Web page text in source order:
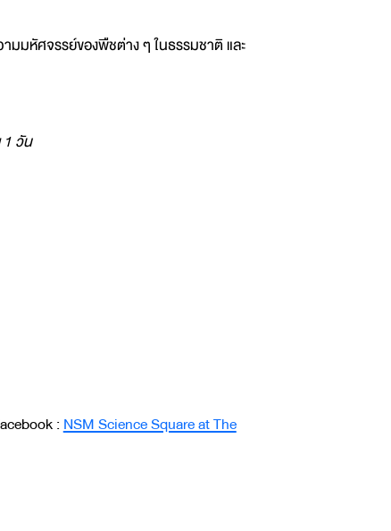
หัศจรรย์ของพืชต่าง ๆ ในธรรมชาติ และ
1 วัน
: NSM Science Square at The